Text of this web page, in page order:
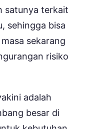
satunya terkait
sehingga bisa
sekarang
risiko
adalah
besar di